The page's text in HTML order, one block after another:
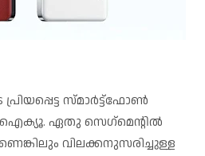
സ്മാർട്ട്ഫോൺ
ഐക്യൂ. ഏതു സെഗ്‌മെൻ്റിൽ
വിലക്കനുസരിച്ചുള്ള